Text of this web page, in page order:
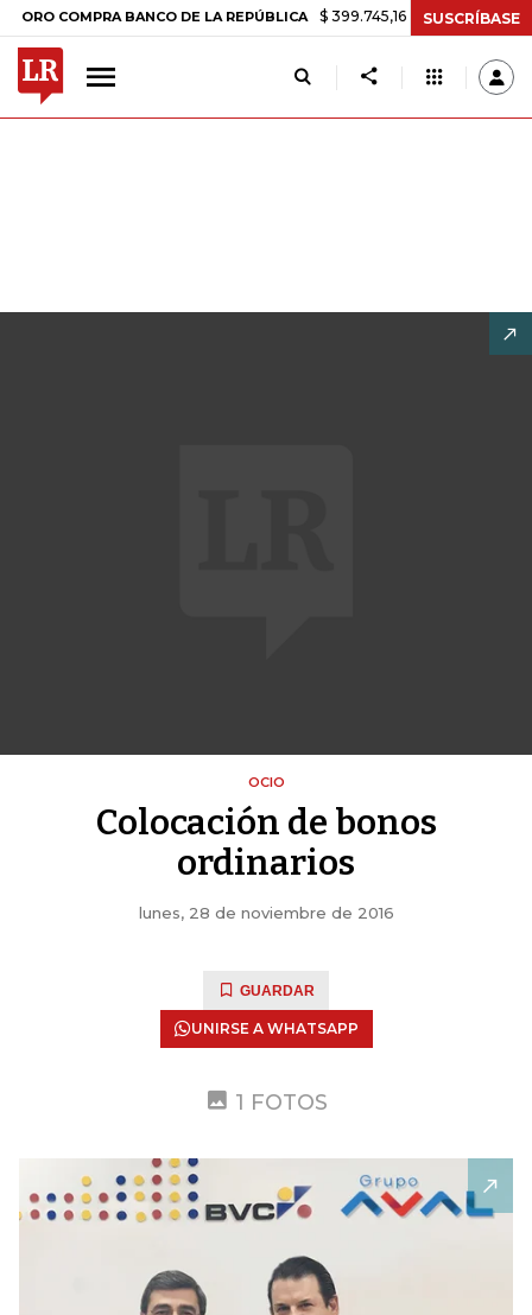
COMPRA BANCO DE LA REPÚBLICA $ 399.745,16 +$ 2.295,71 +0,58%
SUSCRÍBASE
OCIO
Colocación de bonos
ordinarios
lunes, 28 de noviembre de 2016
GUARDAR
UNIRSE A WHATSAPP
1 FOTOS